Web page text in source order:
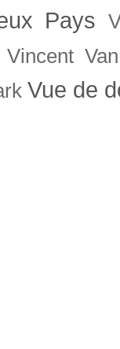
Pays
Vincent
Vue de